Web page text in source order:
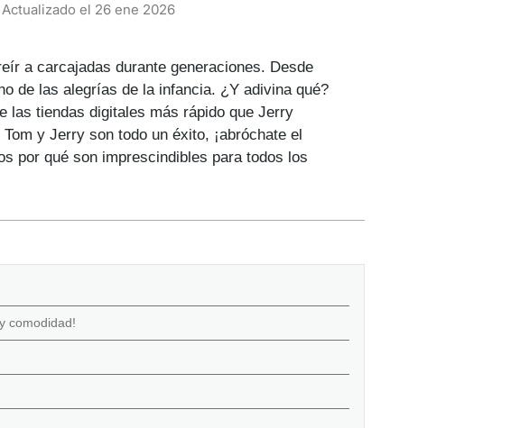
Actualizado el 26 ene 2026
a carcajadas durante generaciones. Desde
de las alegrías de la infancia. ¿Y adivina qué?
las tiendas digitales más rápido que Jerry
y Jerry son todo un éxito, ¡abróchate el
por qué son imprescindibles para todos los
comodidad!